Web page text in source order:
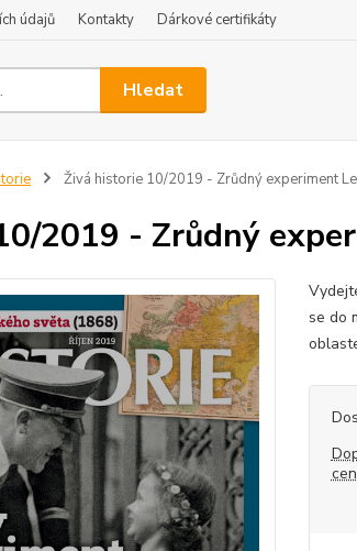
údajů Kontakty Dárkové certifikáty
Hledat
Živá historie 10/2019 - Zrůdný experiment
2019 - Zrůdný
se do